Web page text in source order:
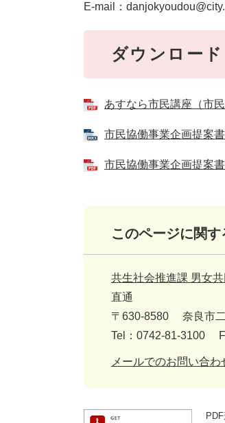
E-mail：
ダウンロード
あすなら市民講座（市
市民協働事業企画提案
市民協働事業企画提案
このページに関
共生社会推進課 男女
直通
〒630-8580
奈良市
Tel：0742-81-3100
メールでのお問い合わ